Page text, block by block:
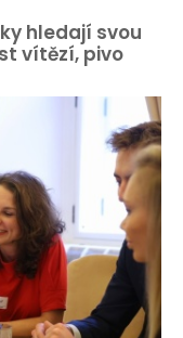
hledají svou
vítězí, pivo